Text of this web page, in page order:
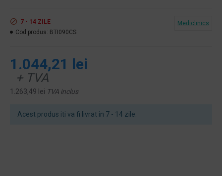
Acest produs iti va fi livrat in 7 - 14 zile.
1.044,21 lei
+ TVA
1.263,49 lei TVA inclus
7 - 14 ZILE
Cod produs: BTI090CS
Mediclinics